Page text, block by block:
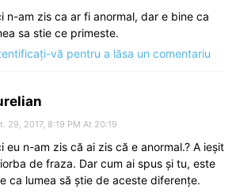
n-am zis ca ar fi anormal, dar e bine ca
sa stie ce primeste.
vă pentru a lăsa un comentariu
29, 2017, 8:19 PM At 20:19
eu n-am zis că ai zis că e anormal.? A ieșit
de fraza. Dar cum ai spus și tu, este
ca lumea să știe de aceste diferențe.